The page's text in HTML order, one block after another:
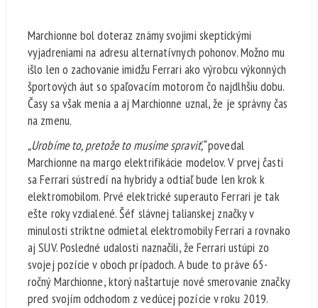
Marchionne bol doteraz známy svojimi skeptickými
vyjadreniami na adresu alternatívnych pohonov. Možno mu
išlo len o zachovanie imidžu Ferrari ako výrobcu výkonných
športových áut so spaľovacím motorom čo najdlhšiu dobu.
Časy sa však menia a aj Marchionne uznal, že je správny čas
na zmenu.
„Urobíme to, pretože to musíme spraviť,“povedal
Marchionne na margo elektrifikácie modelov. V prvej časti
sa Ferrari sústredí na hybridy a odtiaľ bude len krok k
elektromobilom. Prvé elektrické superauto Ferrari je tak
ešte roky vzdialené. Šéf slávnej talianskej značky v
minulosti striktne odmietal elektromobily Ferrari a rovnako
aj SUV. Posledné udalosti naznačili, že Ferrari ustúpi zo
svojej pozície v oboch prípadoch. A bude to práve 65-
ročný Marchionne, ktorý naštartuje nové smerovanie značky
pred svojím odchodom z vedúcej pozície v roku 2019.